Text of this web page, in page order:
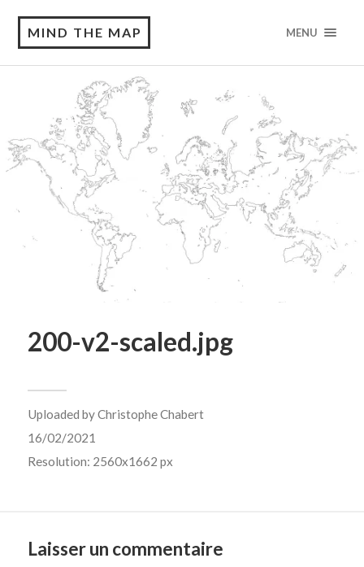
MIND THE MAP MENU
200-v2-scaled.jpg
Uploaded byChristophe Chabert
16/02/2021
Resolution: 2560x1662 px
Laisser un commentaire